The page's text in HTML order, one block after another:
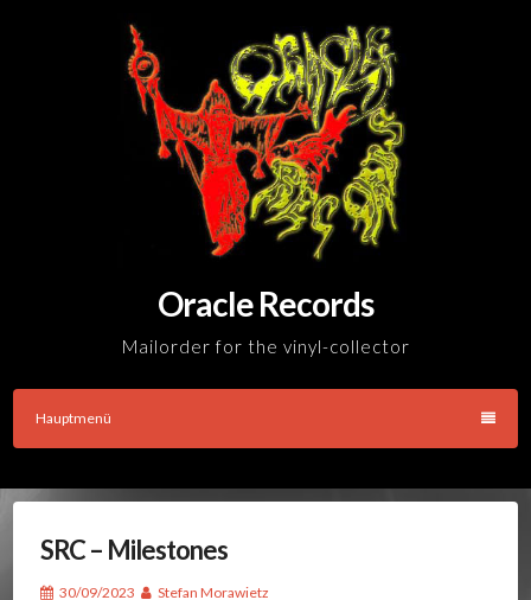
Oracle Records
Mailorder for the vinyl-collector
Hauptmenü
SRC – Milestones
30/09/2023 Stefan Morawietz